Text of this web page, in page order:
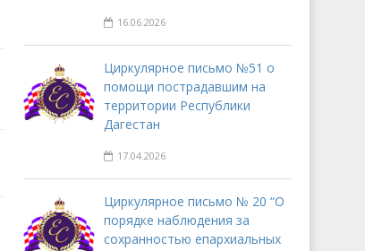
16.06.2026
Циркулярное письмо №51 о
помощи пострадавшим на
территории Республики
Дагестан
17.04.2026
Циркулярное письмо № 20 “О
порядке наблюдения за
сохранностью епархиальных